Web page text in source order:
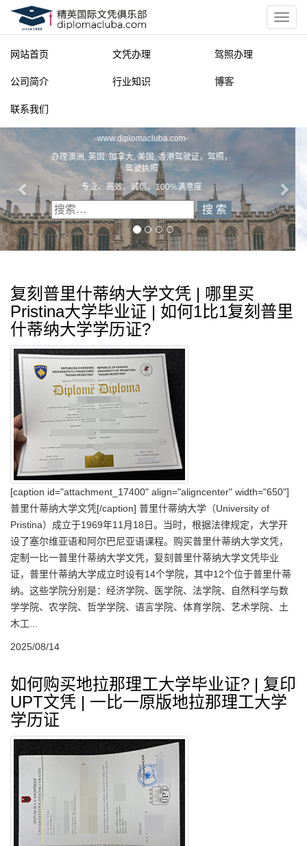
网站首页 文凭办理 驾照办理
公司简介 行业知识 博客
联系我们
精英国际文凭俱乐部
一diplomacluba.com一
办理澳洲, 英国, 加拿大, 美国, 香港驾驶证，驾照，驾驶执照
专业定制澳洲、英国、加拿大、美国驾照
复刻普里什蒂纳大学文凭 | 哪里买
Pristina大学毕业证 | 如何1比1复刻普里
什蒂纳大学学历证?
[caption id="attachment_17400" align="aligncenter" width="650"]
普里什蒂纳大学文凭[/caption] 普里什蒂纳大学（University of
Pristina）成立于1969年11月18日。当时，根据法律规定，大学开
设了塞尔维亚语和阿尔巴尼亚语课程。购买普里什蒂纳大学文凭，
定制一比一普里什蒂纳大学文凭，复刻普里什蒂纳大学文凭毕业
证，普里什蒂纳大学成立时设有14个学院，其中12个位于普里什蒂
纳。这些学院分别是：经济学院、医学院、法学院、自然科学与数
学学院、农学院、哲学学院、语言学院、体育学院、艺术学院、土
木工...
2025/08/14
如何购买地拉那理工大学毕业证? | 复印
UPT文凭 | 一比一原版地拉那理工大学
学历证